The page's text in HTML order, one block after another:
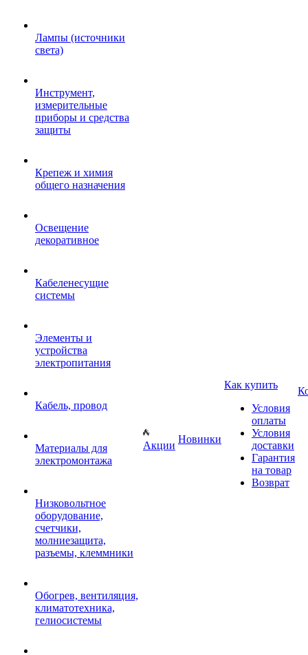
Лампы (источники
света)
Инструмент,
измерительные
приборы и средства
защиты
Крепеж и химия
общего назначения
Освещение
декоративное
Кабеленесущие
системы
Элементы и
устройства
электропитания
Кабель, провод
Материалы для
электромонтажа
Низковольтное
оборудование,
счетчики,
молниезащита,
разъемы, клеммники
Обогрев, вентиляция,
климатотехника,
гелиосистемы
Акции
Новинки
Как купить
Условия
оплаты
Условия
доставки
Гарантия
на товар
Возврат